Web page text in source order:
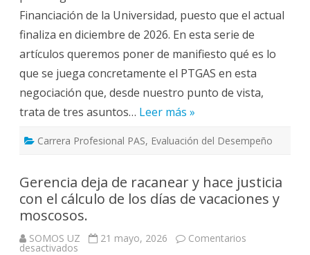
de
la
Carrera
a
la
DGA
Financiación de la Universidad, puesto que el actual
finaliza en diciembre de 2026. En esta serie de
artículos queremos poner de manifiesto qué es lo
que se juega concretamente el PTGAS en esta
negociación que, desde nuestro punto de vista,
trata de tres asuntos… Leer más »
Carrera Profesional PAS, Evaluación del Desempeño
Gerencia deja de racanear y hace justicia
con el cálculo de los días de vacaciones y
moscosos.
SOMOS UZ 21 mayo, 2026 Comentarios
desactivados